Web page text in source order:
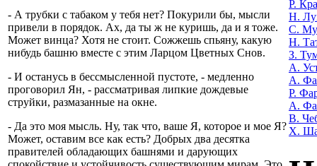
- А трубки с табаком у тебя нет? Покурили бы, мысли
привели в порядок. Ах, да ты ж не куришь, да и я тоже.
Может винца? Хотя не стоит. Сожжешь спьяну, какую
нибудь башню вместе с этим Ларцом Цветных Снов.
- И останусь в бессмысленной пустоте, - медленно
проговорил Ян, - рассматривая липкие дождевые
струйки, размазанные на окне.
- Да это моя мысль. Ну, так что, ваше Я, которое и мое Я?
Может, оставим все как есть? Добрых два десятка
правителей обладающих башнями и дарующих
Р.
Н.
С.
Н.
З.
А.
А.
Р.
А.
В.
Х.